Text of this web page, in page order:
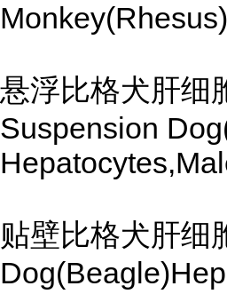
悬浮比格犬肝细
Suspension
贴壁比格犬肝细